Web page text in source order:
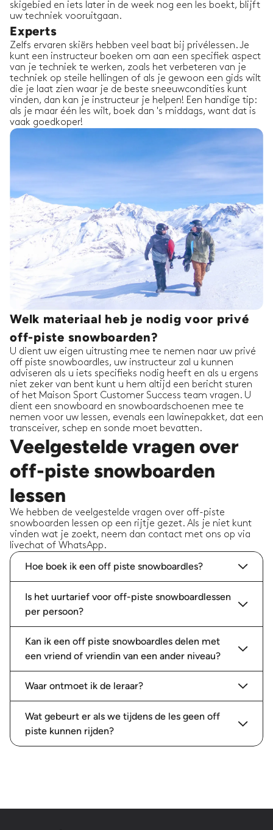
skigebied en iets later in de week nog een les boekt, blijft
uw techniek vooruitgaan.
Experts
Zelfs ervaren skiërs hebben veel baat bij privélessen. Je
kunt een instructeur boeken om aan een specifiek aspect
van je techniek te werken, zoals het verbeteren van je
techniek op steile hellingen of als je gewoon een gids wilt
die je laat zien waar je de beste sneeuwcondities kunt
vinden, dan kan je instructeur je helpen! Een handige tip:
als je maar één les wilt, boek dan 's middags, want dat is
vaak goedkoper!
Welk materiaal heb je nodig voor privé
off-piste snowboarden?
U dient uw eigen uitrusting mee te nemen naar uw privé
off piste snowboardles, uw instructeur zal u kunnen
adviseren als u iets specifieks nodig heeft en als u ergens
niet zeker van bent kunt u hem altijd een bericht sturen
of het Maison Sport Customer Success team vragen. U
dient een snowboard en snowboardschoenen mee te
nemen voor uw lessen, evenals een lawinepakket, dat een
transceiver, schep en sonde moet bevatten.
Veelgestelde vragen over
off-piste snowboarden
lessen
We hebben de veelgestelde vragen over off-piste
snowboarden lessen op een rijtje gezet. Als je niet kunt
vinden wat je zoekt, neem dan contact met ons op via
livechat of WhatsApp.
Hoe boek ik een off piste snowboardles?
Is het uurtarief voor off-piste snowboardlessen
per persoon?
Kan ik een off piste snowboardles delen met
een vriend of vriendin van een ander niveau?
Waar ontmoet ik de leraar?
Wat gebeurt er als we tijdens de les geen off
piste kunnen rijden?